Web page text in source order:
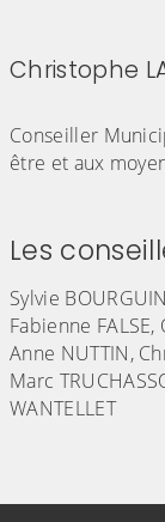
Christophe
Conseiller
être et aux
Les
Sylvie
Fabienne
Anne NUTTIN,
Marc
WANTELLET